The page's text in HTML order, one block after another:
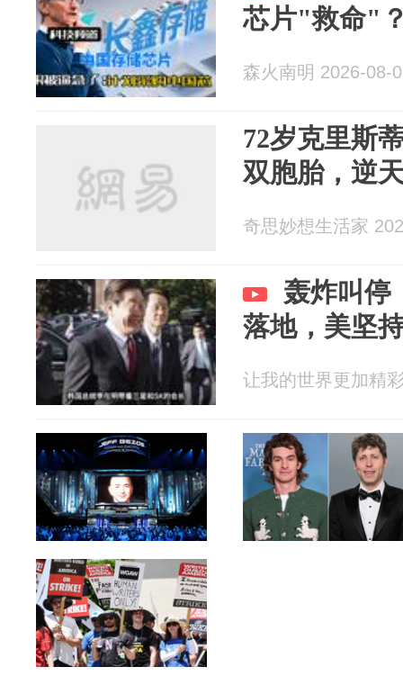
芯片"救命"
森火南明 2026-08-
72岁克里斯
双胞胎，逆
奇思妙想生活家
轰炸叫停
落地，美坚
让我的世界更加精